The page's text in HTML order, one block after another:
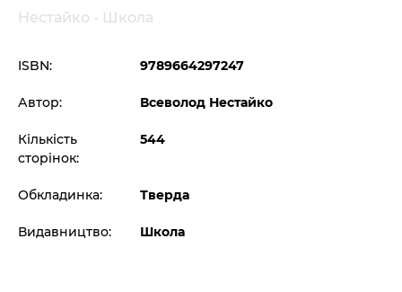
Нестайко - Школа
ISBN: 9789664297247
Автор: Всеволод Нестайко
Кількість
сторінок:
544
Обкладинка: Тверда
Видавництво: Школа